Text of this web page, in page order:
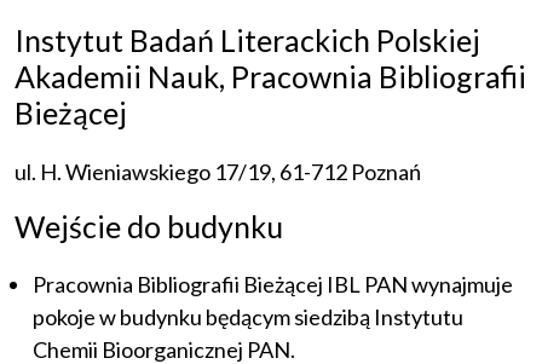
Instytut Badań Literackich Polskiej
Akademii Nauk, Pracownia Bibliografii
Bieżącej
ul. H. Wieniawskiego 17/19, 61-712 Poznań
Wejście do budynku
Pracownia Bibliografii Bieżącej IBL PAN wynajmuje
pokoje w budynku będącym siedzibą Instytutu
Chemii Bioorganicznej PAN.